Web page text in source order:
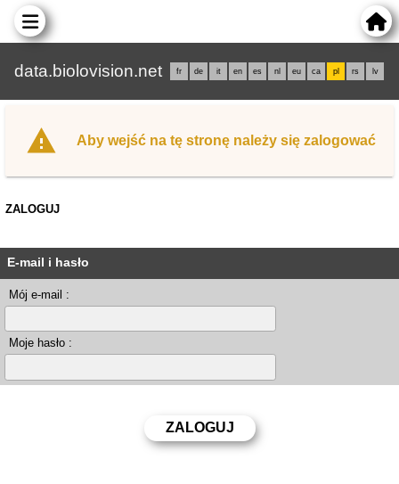
data.biolovision.net fr de it en es nl eu ca pl rs lv
Aby wejść na tę stronę należy się zalogować
ZALOGUJ
E-mail i hasło
Mój e-mail :
Moje hasło :